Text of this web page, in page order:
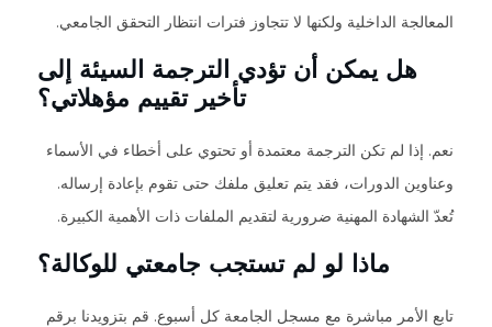
المعالجة الداخلية ولكنها لا تتجاوز فترات انتظار التحقق الجامعي.
هل يمكن أن تؤدي الترجمة السيئة إلى
تأخير تقييم مؤهلاتي؟
نعم. إذا لم تكن الترجمة معتمدة أو تحتوي على أخطاء في الأسماء
وعناوين الدورات، فقد يتم تعليق ملفك حتى تقوم بإعادة إرساله.
تُعدّ الشهادة المهنية ضرورية لتقديم الملفات ذات الأهمية الكبيرة.
ماذا لو لم تستجب جامعتي للوكالة؟
تابع الأمر مباشرة مع مسجل الجامعة كل أسبوع. قم بتزويدنا برقم